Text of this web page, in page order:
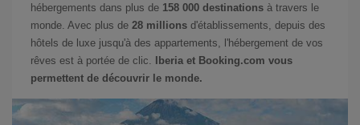
hébergements dans plus de 158 000 destinations à travers le
monde. Avec plus de 28 millions d'établissements, depuis des
hôtels de luxe jusqu'à des appartements, l'hébergement de vos
rêves est à portée de clic.
Iberia et Booking.com vous
permettent de découvrir le monde.